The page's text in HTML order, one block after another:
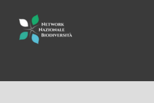
LINK UTILI